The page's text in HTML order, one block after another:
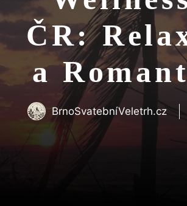
ČR:
a
BrnoSvatebníVeletrh.cz